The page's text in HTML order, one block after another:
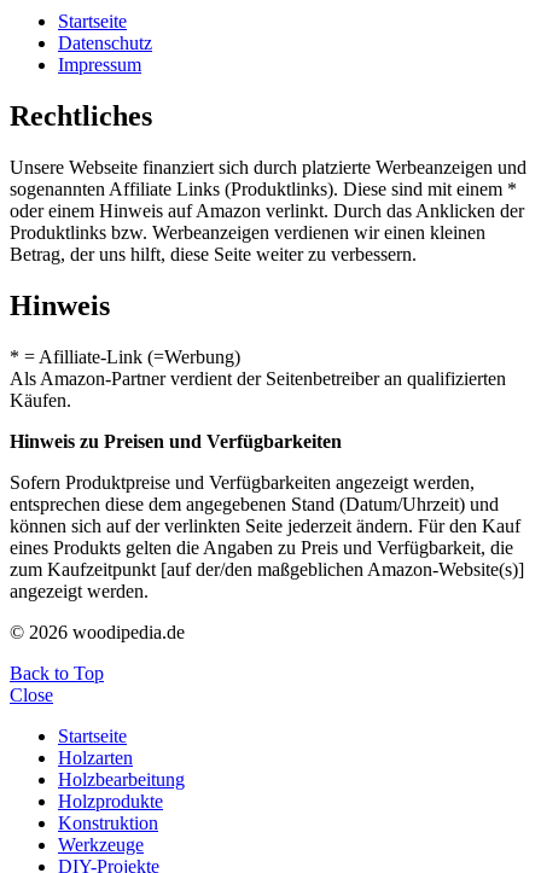
Startseite
Datenschutz
Impressum
Rechtliches
Unsere Webseite finanziert sich durch platzierte Werbeanzeigen und
sogenannten Affiliate Links (Produktlinks). Diese sind mit einem *
oder einem Hinweis auf Amazon verlinkt. Durch das Anklicken der
Produktlinks bzw. Werbeanzeigen verdienen wir einen kleinen
Betrag, der uns hilft, diese Seite weiter zu verbessern.
Hinweis
* = Afilliate-Link (=Werbung)
Als Amazon-Partner verdient der Seitenbetreiber an qualifizierten
Käufen.
Hinweis zu Preisen und Verfügbarkeiten
Sofern Produktpreise und Verfügbarkeiten angezeigt werden,
entsprechen diese dem angegebenen Stand (Datum/Uhrzeit) und
können sich auf der verlinkten Seite jederzeit ändern. Für den Kauf
eines Produkts gelten die Angaben zu Preis und Verfügbarkeit, die
zum Kaufzeitpunkt [auf der/den maßgeblichen Amazon-Website(s)]
angezeigt werden.
© 2026 woodipedia.de
Back to Top
Close
Startseite
Holzarten
Holzbearbeitung
Holzprodukte
Konstruktion
Werkzeuge
DIY-Projekte